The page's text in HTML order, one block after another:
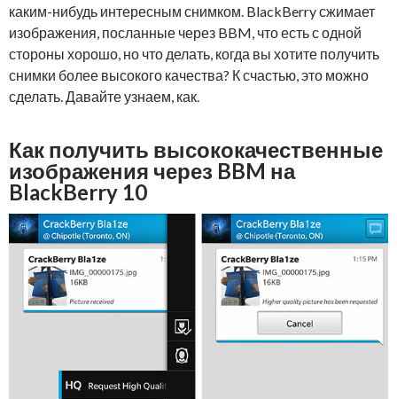
каким-нибудь интересным снимком. BlackBerry сжимает
изображения, посланные через BBM, что есть с одной
стороны хорошо, но что делать, когда вы хотите получить
снимки более высокого качества? К счастью, это можно
сделать. Давайте узнаем, как.
Как получить высококачественные
изображения через BBM на
BlackBerry 10